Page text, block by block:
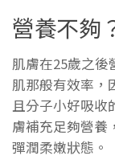
營養不夠
肌膚在25歲之後
肌那般有效率，
且分子小好吸收
膚補充足夠營養
彈潤柔嫩狀態。